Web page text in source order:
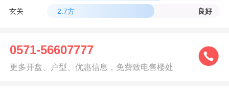
玄关 2.7方 良好
0571-56607777
更多开盘、户型、优惠信息，免费致电售楼处